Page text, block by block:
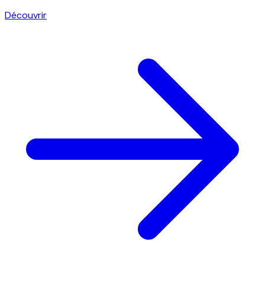
Découvrir